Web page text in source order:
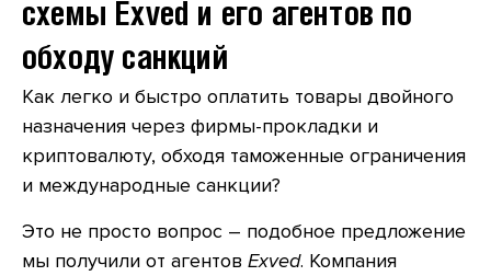
схемы Exved и его агентов по
обходу санкций
Как легко и быстро оплатить товары двойного
назначения через фирмы-прокладки и
криптовалюту, обходя таможенные ограничения
и международные санкции?
Это не просто вопрос – подобное предложение
мы получили от агентов Exved. Компания